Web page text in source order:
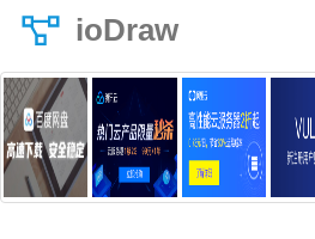
ioDraw